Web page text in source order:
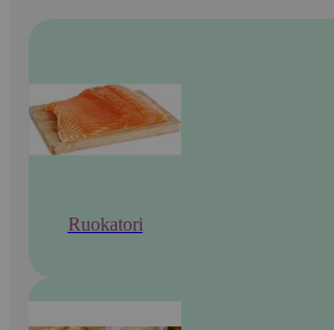
Ruokatori